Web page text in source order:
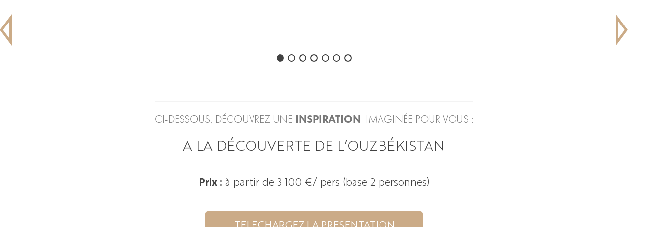
CI-DESSOUS, DÉCOUVREZ UNE INSPIRATION IMAGINÉE POUR VOUS :
A LA DÉCOUVERTE DE L’OUZBÉKISTAN
Prix : à partir de 3 100 €/ pers (base 2 personnes)